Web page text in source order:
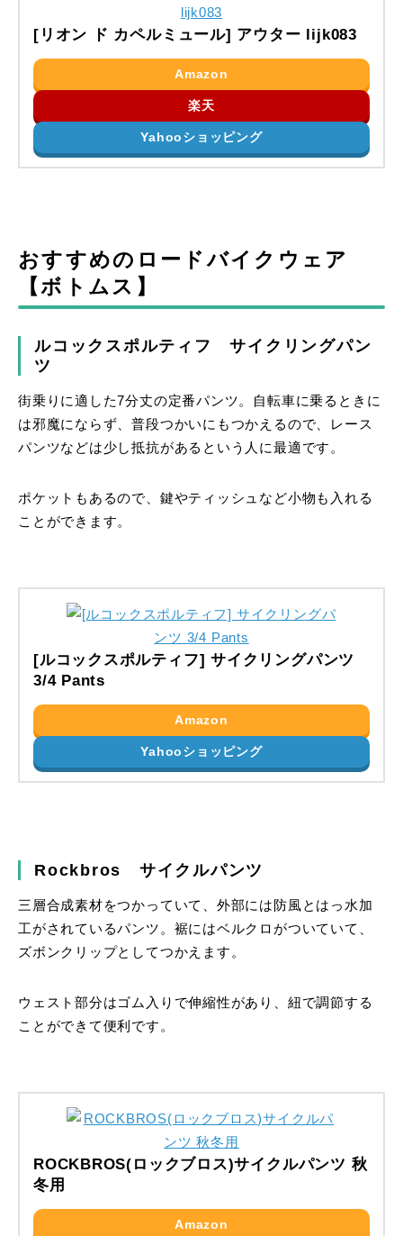
[リオン ド カペルミュール] アウター lijk083
Amazon
楽天
Yahooショッピング
おすすめのロードバイクウェア
【ボトムス】
ルコックスポルティフ サイクリングパン
ツ
街乗りに適した7分丈の定番パンツ。自転車に乗るときに
は邪魔にならず、普段つかいにもつかえるので、レース
パンツなどは少し抵抗があるという人に最適です。
ポケットもあるので、鍵やティッシュなど小物も入れる
ことができます。
[ルコックスポルティフ] サイクリングパンツ
3/4 Pants
Amazon
Yahooショッピング
Rockbros サイクルパンツ
三層合成素材をつかっていて、外部には防風とはっ水加
工がされているパンツ。裾にはベルクロがついていて、
ズボンクリップとしてつかえます。
ウェスト部分はゴム入りで伸縮性があり、紐で調節する
ことができて便利です。
ROCKBROS(ロックブロス)サイクルパンツ 秋
冬用
Amazon